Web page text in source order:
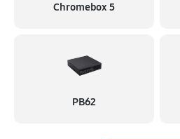
Chromebox 5
PB62